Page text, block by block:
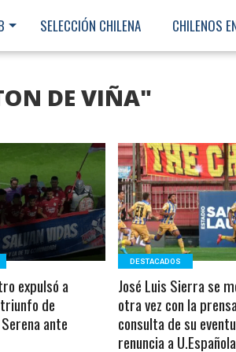
SELECCIÓN CHILENA CHILENOS
DE VIÑA"
MÁS
expulsó a
de
ante
LEER MÁS
DESTACADOS
José Luis Sierra se
otra vez con la
consulta de su
renuncia a U.Española
Ministerio Secretaría